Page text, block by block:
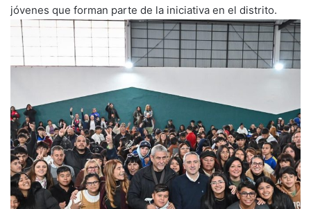
jóvenes que forman parte de la iniciativa en el distrito.